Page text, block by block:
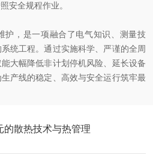
安全规程作业。
，是一项融合了电气知识、测量技
统工程。通过实施科学、严谨的全周
大幅降低非计划停机风险、延长设备
产线的稳定、高效与安全运行筑牢最
的散热技术与热管理